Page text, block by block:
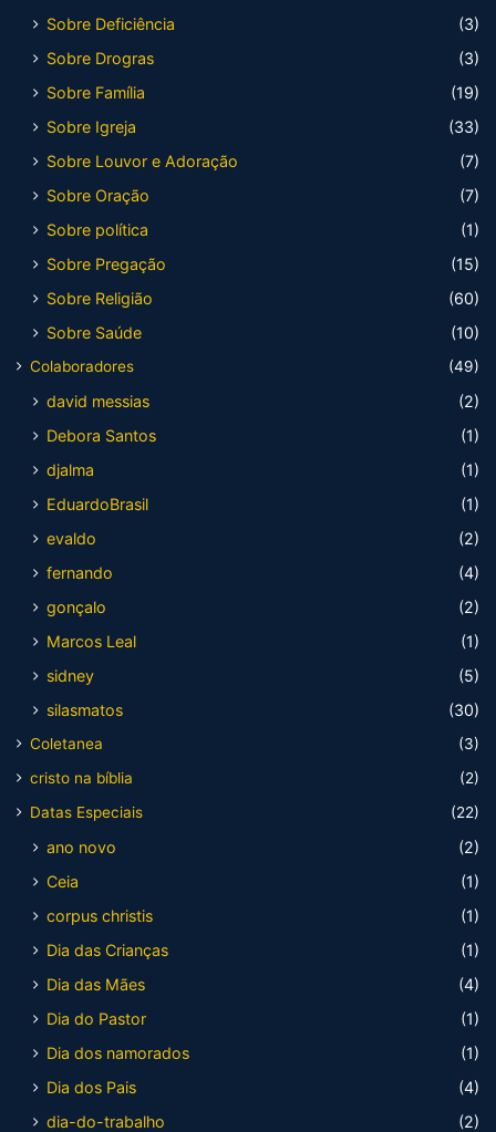
Sobre Deficiência
(3)
Sobre Drogras
(3)
Sobre Família
(19)
Sobre Igreja
(33)
Sobre Louvor e Adoração
(7)
Sobre Oração
(7)
Sobre política
(1)
Sobre Pregação
(15)
Sobre Religião
(60)
Sobre Saúde
(10)
Colaboradores (49)
david messias
(2)
Debora Santos
(1)
djalma
(1)
EduardoBrasil
(1)
evaldo
(2)
fernando
(4)
gonçalo
(2)
Marcos Leal
(1)
sidney
(5)
silasmatos
(30)
Coletanea
(3)
cristo na bíblia
(2)
Datas Especiais
(22)
ano novo
(2)
Ceia
(1)
corpus christis
(1)
Dia das Crianças
(1)
Dia das Mães
(4)
Dia do Pastor
(1)
Dia dos namorados
(1)
Dia dos Pais
(4)
dia-do-trabalho
(2)